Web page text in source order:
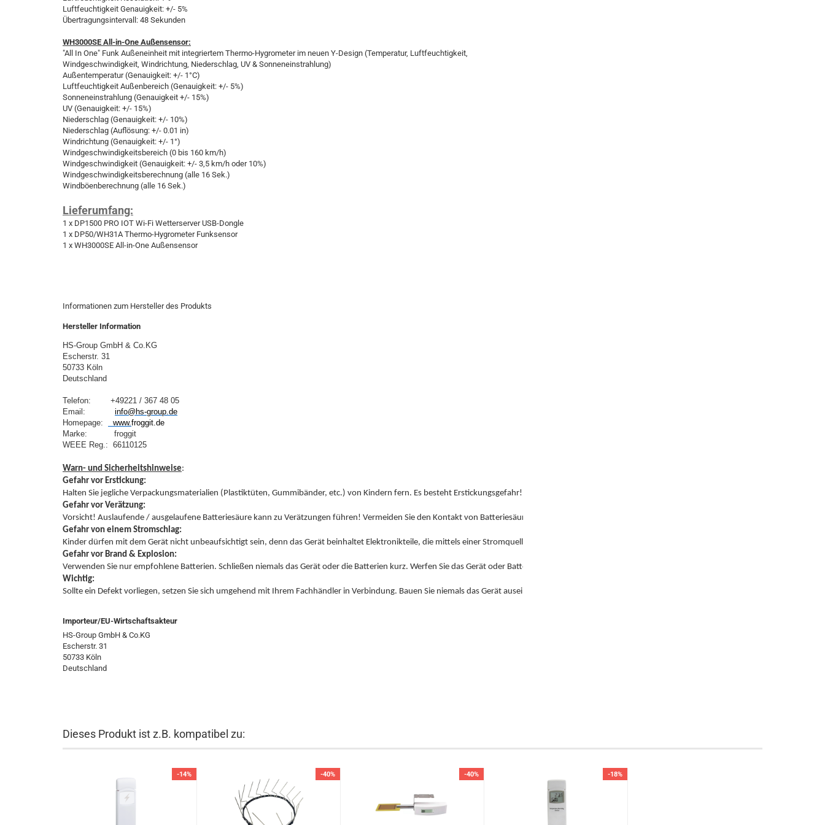
Luftfeuchtigkeit Genauigkeit: +/- 5%
Übertragungsintervall: 48 Sekunden
WH3000SE All-in-One Außensensor:
"All In One" Funk Außeneinheit mit integriertem Thermo-Hygrometer im neuen Y-Design (Temperatur, Luftfeuchtigkeit,
Windgeschwindigkeit, Windrichtung, Niederschlag, UV & Sonneneinstrahlung)
Außentemperatur (Genauigkeit: +/- 1°C)
Luftfeuchtigkeit Außenbereich (Genauigkeit: +/- 5%)
Sonneneinstrahlung (Genauigkeit +/- 15%)
UV (Genauigkeit: +/- 15%)
Niederschlag (Genauigkeit: +/- 10%)
Niederschlag (Auflösung: +/- 0.01 in)
Windrichtung (Genauigkeit: +/- 1°)
Windgeschwindigkeitsbereich (0 bis 160 km/h)
Windgeschwindigkeit (Genauigkeit: +/- 3,5 km/h oder 10%)
Windgeschwindigkeitsberechnung (alle 16 Sek.)
Windböenberechnung (alle 16 Sek.)
Lieferumfang:
1 x DP1500 PRO IOT Wi-Fi Wetterserver USB-Dongle
1 x DP50/WH31A Thermo-Hygrometer Funksensor
1 x WH3000SE All-in-One Außensensor
Informationen zum Hersteller des Produkts
Hersteller Information
HS-Group GmbH & Co.KG
Escherstr. 31
50733 Köln
Deutschland
Telefon:        +49221 / 367 48 05
Email: info@hs-group.de
Homepage:
  www.
froggit.de
Marke:           froggit
WEEE Reg.:  66110125
Warn- und Sicherheitshinweise
Gefahr vor Erstickung:
Gefahr vor Verätzung:
Gefahr von einem Stromschlag:
Gefahr vor Brand & Explosion:
Wichtig:
Sollte ein Defekt vorliegen, setzen Sie sich umgehend mit Ihrem Fachhändler in Verbindung. Bauen Sie niemals das Gerät auseinander! Der Fachhändler nimmt Kontakt mit dem Servicebereich auf. Setzen
Importeur/EU-Wirtschaftsakteur
HS-Group GmbH & Co.KG
Escherstr. 31
50733 Köln
Deutschland
Dieses Produkt ist z.B. kompatibel zu:
-14% -40% -40% -18%